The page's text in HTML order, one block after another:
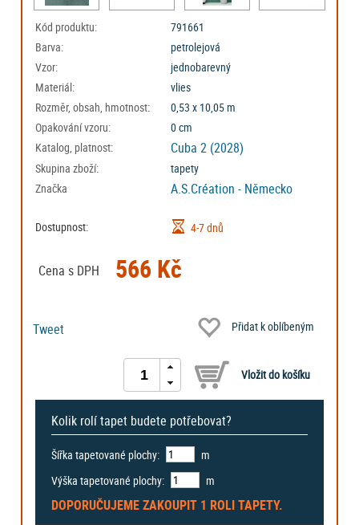
Kód produktu:
791661
Barva:
petrolejová
Vzor:
jednobarevný
Materiál:
vlies
Rozměr, obsah, hmotnost:
0,53 x 10,05 m
Opakování vzoru:
0 cm
Katalog, platnost:
Cuba 2 (2028)
Skupina zboží:
tapety
Značka
A.S.Création - Německo
Dostupnost: 4-7 dnů
Cena s DPH 566 Kč
Tweet Přidat k oblíbeným
Kolik rolí tapet budete potřebovat?
Šířka tapetované plochy:
m
Výška tapetované plochy:
m
DOPORUČUJEME ZAKOUPIT 1 ROLITAPETY.